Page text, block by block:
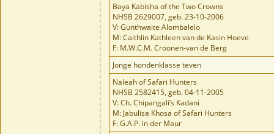
Baya Kabisha of the Two Crowns
NHSB 2629007, geb. 23-10-2006
V: Gunthwaite Alombalelo
M: Caithlin Kathleen van de Kasin Hoeve
F: M.W.C.M. Croonen-van de Berg
Jonge hondenklasse teven
Naleah of Safari Hunters
NHSB 2582415, geb. 04-11-2005
V: Ch. Chipangali’s Kadani
M: Jabulisa Khosa of Safari Hunters
F: G.A.P. in der Maur